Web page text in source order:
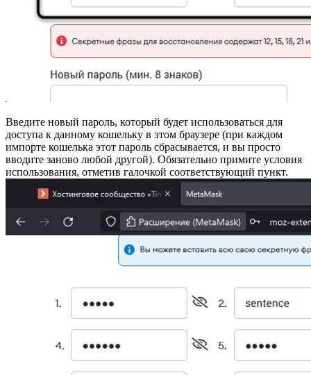
Введите новый пароль, который будет использоваться для
доступа к данному кошельку в этом браузере (при каждом
импорте кошелька этот пароль сбрасывается, и вы просто
вводите заново любой другой). Обязательно примите условия
использования, отметив галочкой соответствующий пункт.